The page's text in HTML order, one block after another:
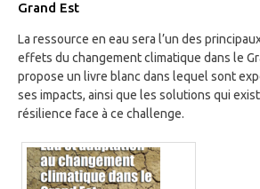
Grand Est
La ressource en eau sera l’un des
effets du changement climatique dans le
propose un livre blanc dans lequel sont
ses impacts, ainsi que les solutions qui
résilience face à ce challenge.